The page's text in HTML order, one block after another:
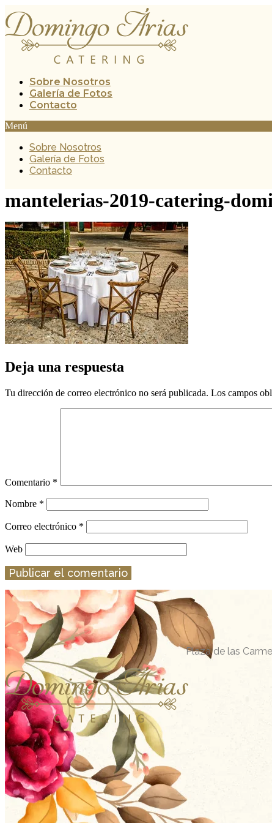
al
contenido
Sobre Nosotros
Galería de Fotos
Contacto
Menú
Sobre Nosotros
Galería de Fotos
Contacto
mantelerias-2019-catering-
Deja una respuesta
Tu dirección de correo electrónico no será publicada. Los campos
Comentario *
Nombre *
Correo electrónico *
Web
Plaza de las